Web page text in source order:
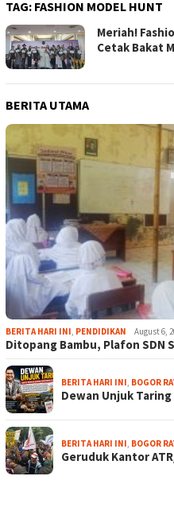
TAG: FASHION MODEL HUNT
Meriah!
Cetak Bakat
BERITA UTAMA
BERITA HARI INI, PENDIDIKAN August 6,
Ditopang Bambu, Plafon SDN
BERITA HARI INI, BOGOR
Dewan Unjuk Taring
BERITA HARI INI, BOGOR
Geruduk Kantor